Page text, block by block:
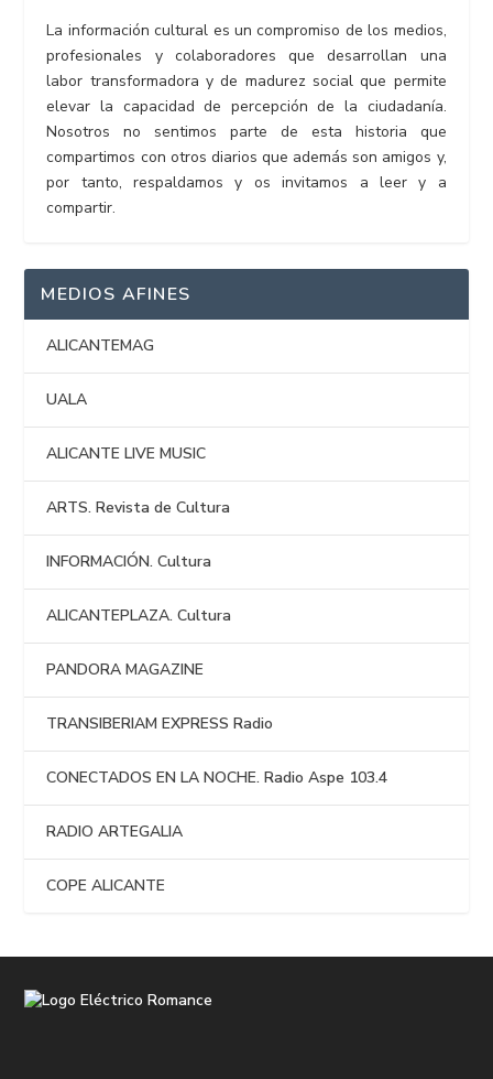
La información cultural es un compromiso de los medios,
profesionales y colaboradores que desarrollan una
labor transformadora y de madurez social que permite
elevar la capacidad de percepción de la ciudadanía.
Nosotros no sentimos parte de esta historia que
compartimos con otros diarios que además son amigos y,
por tanto, respaldamos y os invitamos a leer y a
compartir.
MEDIOS AFINES
ALICANTEMAG
UALA
ALICANTE LIVE MUSIC
ARTS. Revista de Cultura
INFORMACIÓN. Cultura
ALICANTEPLAZA. Cultura
PANDORA MAGAZINE
TRANSIBERIAM EXPRESS Radio
CONECTADOS EN LA NOCHE. Radio Aspe 103.4
RADIO ARTEGALIA
COPE ALICANTE